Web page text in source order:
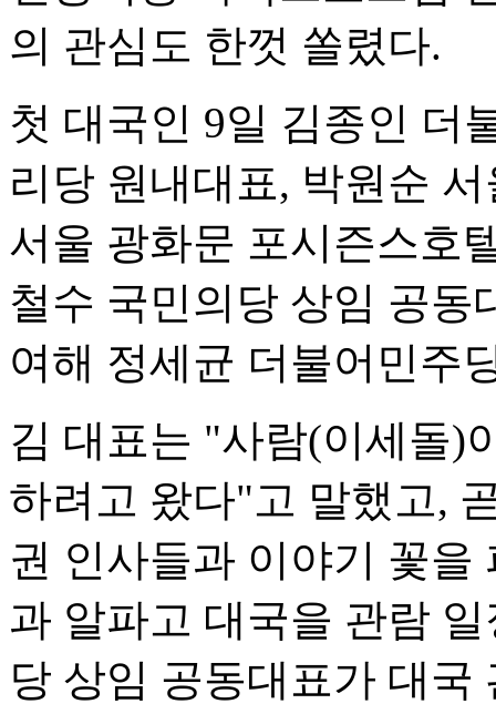
의 관심도 한껏 쏠렸다.
첫 대국인 9일 김종인 더
리당 원내대표, 박원순
서울 광화문 포시즌스호
철수 국민의당 상임 공동
여해 정세균 더불어민주
김 대표는 "사람(이세돌)
하려고 왔다"고 말했고,
권 인사들과 이야기 꽃을
과 알파고 대국을 관람
당 상임 공동대표가 대